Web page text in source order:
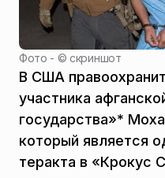
Фото - © скриншот
В США
участника
государства»*
который является
теракта в «Крокус